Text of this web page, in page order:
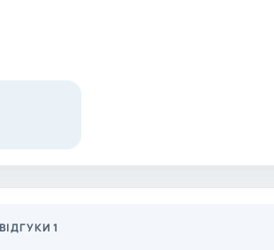
ВІДГУКИ 1